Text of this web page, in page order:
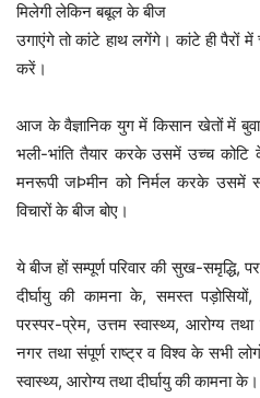
मिलेगी लेकिन बबूल के बीज
उगाएंगे तो कांटे हाथ लगेंगे। कांटे ही पैरों
करें।
आज के वैज्ञानिक युग में किसान खेतों में
भली-भांति तैयार करके उसमें उच्च कोटि
मनरूपी जÞमीन को निर्मल करके उसमें
विचारों के बीज बोए।
ये बीज हों सम्पूर्ण परिवार की सुख-समृद्धि,
दीर्घायु की कामना के, समस्त
परस्पर-प्रेम, उत्तम स्वास्थ्य, आरोग्य
नगर तथा संपूर्ण राष्ट्र व विश्व के सभी
स्वास्थ्य, आरोग्य तथा दीर्घायु की कामना के।